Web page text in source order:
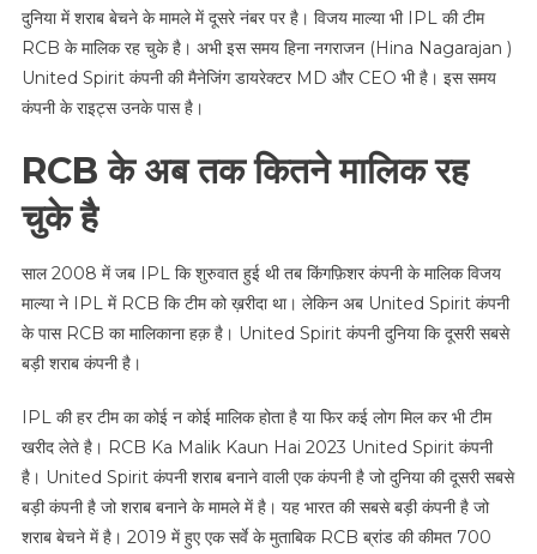
दुनिया में शराब बेचने के मामले में दूसरे नंबर पर है। विजय माल्या भी IPL की टीम
RCB के मालिक रह चुके है। अभी इस समय हिना नगराजन (Hina Nagarajan )
United Spirit कंपनी की मैनेजिंग डायरेक्टर MD और CEO भी है। इस समय
कंपनी के राइट्स उनके पास है।
RCB के अब तक कितने मालिक रह
चुके है
साल 2008 में जब IPL कि शुरुवात हुई थी तब किंगफ़िशर कंपनी के मालिक विजय
माल्या ने IPL में RCB कि टीम को ख़रीदा था। लेकिन अब United Spirit कंपनी
के पास RCB का मालिकाना हक़ है। United Spirit कंपनी दुनिया कि दूसरी सबसे
बड़ी शराब कंपनी है।
IPL की हर टीम का कोई न कोई मालिक होता है या फिर कई लोग मिल कर भी टीम
खरीद लेते है। RCB Ka Malik Kaun Hai 2023 United Spirit कंपनी
है। United Spirit कंपनी शराब बनाने वाली एक कंपनी है जो दुनिया की दूसरी सबसे
बड़ी कंपनी है जो शराब बनाने के मामले में है। यह भारत की सबसे बड़ी कंपनी है जो
शराब बेचने में है। 2019 में हुए एक सर्वे के मुताबिक RCB ब्रांड की कीमत 700